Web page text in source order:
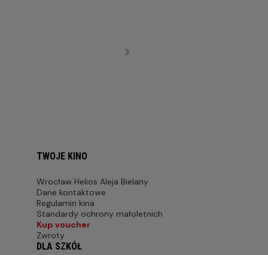
TWOJE KINO
Wrocław Helios Aleja Bielany
Dane kontaktowe
Regulamin kina
Standardy ochrony małoletnich
Kup voucher
Zwroty
DLA SZKÓŁ